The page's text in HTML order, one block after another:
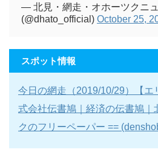
— 北見・網走・オホーツクニ
(@dhato_official) October 25,
スポット情報
今日の網走（2019/10/29）【エ
式会社伝書鳩｜経済の伝書鳩｜
クのフリーペーパー ==